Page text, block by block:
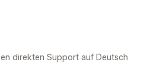
direkten Support auf Deutsch